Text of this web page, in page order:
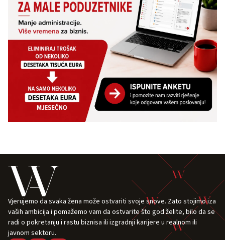
Vjerujemo da svaka žena može ostvariti svoje snove. Zato stojimo iza
vaših ambicija i pomažemo vam da ostvarite što god želite, bilo da se
radi o pokretanju i rastu biznisa ili izgradnji karijere u realnom ili
javnom sektoru.